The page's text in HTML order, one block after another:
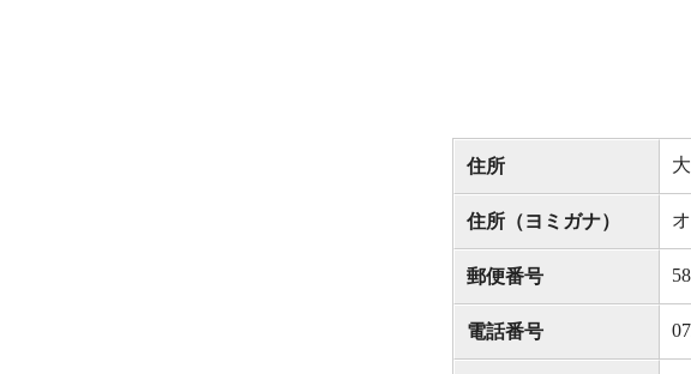
住所
住所（ヨミガナ）
郵便番号
電話番号